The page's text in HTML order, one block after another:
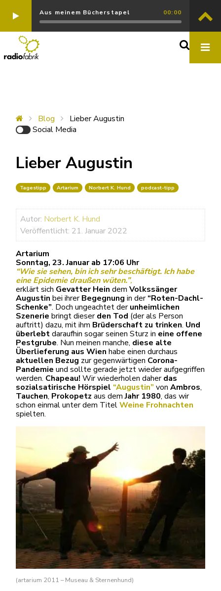
Aus meinem Bücherstapel 00:00
Blog
Lieber Augustin
Social Media
Lieber Augustin
Tagestipp Artarium Norbert K. Hund podcast-tipp
Autor: Norbert K. Hund
Veröffentlicht: 21. Januar 2022
Artarium
Sonntag, 23. Januar ab 17:06 Uhr
“Wie sie sehen, bin ich sehr beschäftigt. Ich habe
eine Epidemie draußen wüten.”,
erklärt sich Gevatter Hein dem Volkssänger
Augustin bei ihrerBegegnung in der“Roten-Dachl-
Schenke”. Doch ungeachtet derunheimlichen
Szenerie bringt dieserden Tod (der als Person
auftritt) dazu, mit ihm Brüderschaft zu trinken. Und
überlebtdaraufhin sogar seinen Sturz in eine offene
Pestgrube. Nun meinen manche, diese alte
Überlieferung aus Wien habe einen durchaus
aktuellen Bezug zur gegenwärtigen Corona-
Pandemie und sollte gerade jetzt wieder aufgegriffen
werden. Chapeau! Wir wiederholen daherdas
sozialsatirische Hörspiel “Augustin” von Ambros,
Tauchen, Prokopetz aus demJahr 1980, das wir
schon einmal unter dem TitelWeine Frohnachten
spielten.
(artarium 2011 – Museau & Sternenhund)